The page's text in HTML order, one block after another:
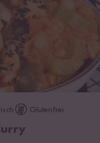
zum Rezept
Glutenfrei